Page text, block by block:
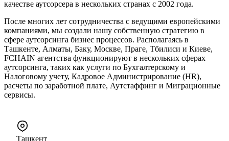
качестве аутсорсера в нескольких странах с 2002 года.
После многих лет сотрудничества с ведущими европейскими
компаниями, мы создали нашу собственную стратегию в
сфере аутсорсинга бизнес процессов. Располагаясь в
Ташкенте, Алматы, Баку, Москве, Праге, Тбилиси и Киеве,
FCHAIN агентства функционируют в нескольких сферах
аутсорсинга, таких как услуги по Бухгалтерскому и
Налоговому учету, Кадровое Администрирование (HR),
расчеты по заработной плате, Аутстаффинг и Миграционные
сервисы.
Ташкент